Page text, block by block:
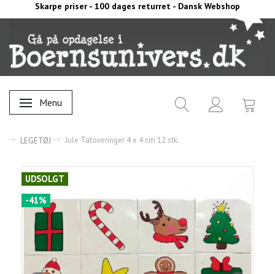
Skarpe priser - 100 dages returret - Dansk Webshop
Skifte navigation
Menu
LEGETØJ Jule Tatoveringer 4 x 4 cm 12 stk.
UDSOLGT
-41%